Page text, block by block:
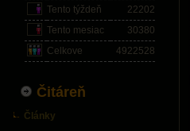
Tento týždeň
22202
Tento mesiac
30380
Celkove
4922528
Čitáreň
Články